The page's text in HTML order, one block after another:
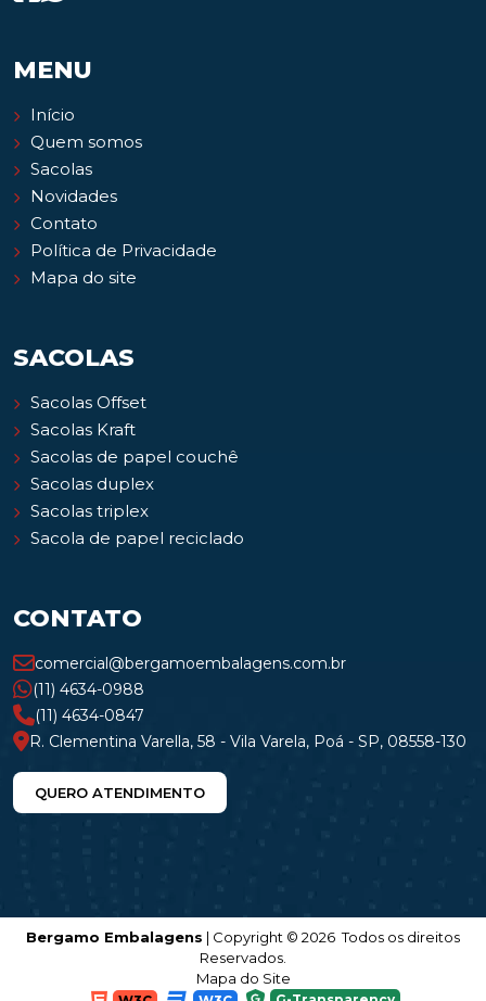
MENU
Início
Quem somos
Sacolas
Novidades
Contato
Política de Privacidade
Mapa do site
SACOLAS
Sacolas Offset
Sacolas Kraft
Sacolas de papel couchê
Sacolas duplex
Sacolas triplex
Sacola de papel reciclado
CONTATO
comercial@bergamoembalagens.com.br
(11) 4634-0988
(11) 4634-0847
R. Clementina Varella, 58 - Vila Varela, Poá - SP, 08558-130
QUERO ATENDIMENTO
Bergamo Embalagens | Copyright © 2026 Todos os direitos
Reservados.
Mapa do Site